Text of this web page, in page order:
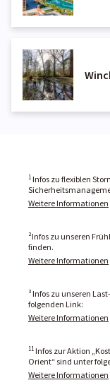
1 Infos zu flexiblen
Weitere Informationen
²Infos zu unseren
finden.
Weitere Informationen
³ Infos zu unseren
folgenden Link:
Weitere Informationen
11 Infos zur Aktion
Orient“ sind unter
Weitere Informationen